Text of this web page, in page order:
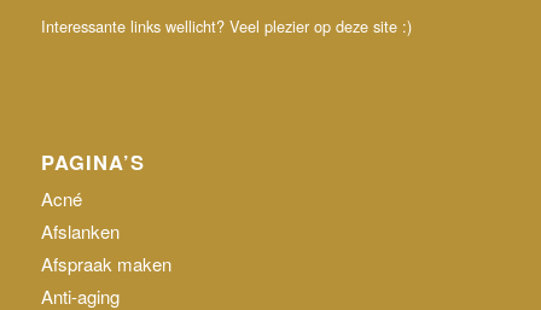
Interessante links wellicht? Veel plezier op deze site :)
PAGINA’S
Acné
Afslanken
Afspraak maken
Anti-aging